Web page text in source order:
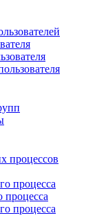
процессов
процесса
процесса
процесса